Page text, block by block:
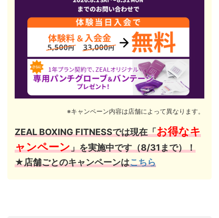
※キャンペーン内容は店舗によって異なります。
ZEAL BOXING FITNESSでは現在「お得なキ
ャンペーン」を実施中です（8/31まで）！
★店舗ごとのキャンペーンはこちら